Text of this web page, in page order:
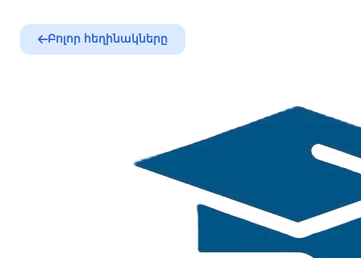
Բոլոր հեղինակները